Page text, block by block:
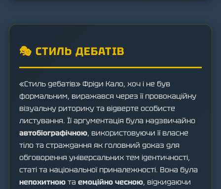
🎭 СТИЛЬ ДЕБАТІВ
«Стиль дебатів» Фріди Кало, хоч і не був
формальним, виражався через її провокаційну
візуальну риторику та відверте особисте
листування. Її аргументація була надзвичайно
автобіографічною, використовуючи її власне
тіло та страждання як головний доказ для
обговорення універсальних тем ідентичності,
статі та національної приналежності. Вона була
непохитною та емоційно чесною, відкидаючи